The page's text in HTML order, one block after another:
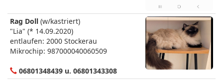
Rag Doll (w/kastriert)
"Lia" (* 14.09.2020)
entlaufen: 2000 Stockerau
Mikrochip: 987000040060509
06801348439 u. 06801343308